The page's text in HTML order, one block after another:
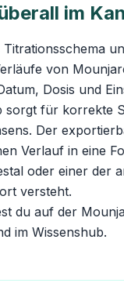
im
von
Dosis und
sorgt für korrekte
Der
Verlauf in eine
oder einer der
versteht.
du auf der
im Wissenshub.